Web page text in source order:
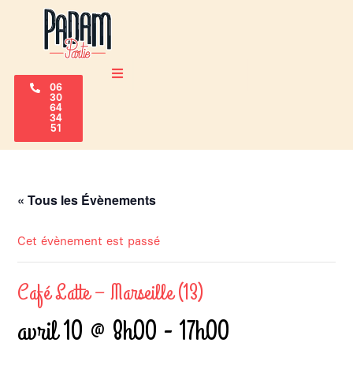
06
30
64
34
51
« Tous les Évènements
Cet évènement est passé
Café Latte – Marseille (13)
avril 10 @ 8h00 -17h00